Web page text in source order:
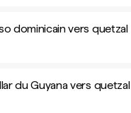
dominicain vers quetzal
du Guyana vers quetzal